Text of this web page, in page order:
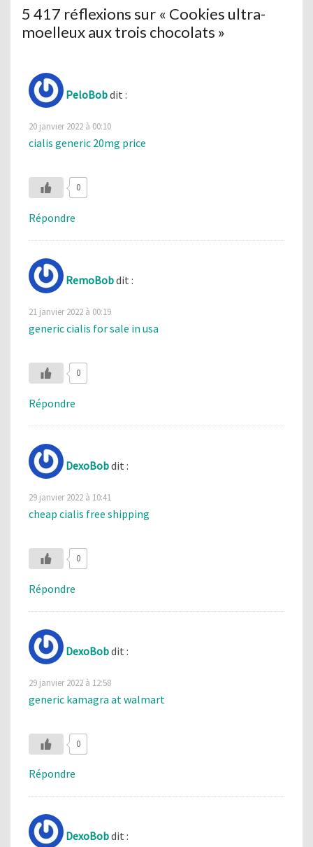
5 417 réflexions sur « Cookies ultra-
moelleux aux trois chocolats »
PeloBobdit :
20 janvier 2022 à 00:10
cialis generic 20mg price
0
Répondre
RemoBobdit :
21 janvier 2022 à 00:19
generic cialis for sale in usa
0
Répondre
DexoBobdit :
29 janvier 2022 à 10:41
cheap cialis free shipping
0
Répondre
DexoBobdit :
29 janvier 2022 à 12:58
generic kamagra at walmart
0
Répondre
DexoBobdit :